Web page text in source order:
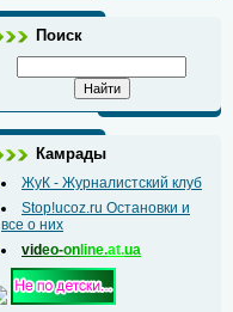
Поиск
Камрады
ЖуК - Журналистский клуб
Stop!ucoz.ru Остановки и
все о них
video-on line.at.ua